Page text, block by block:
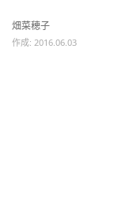
畑菜穂子
作成: 2016.06.03